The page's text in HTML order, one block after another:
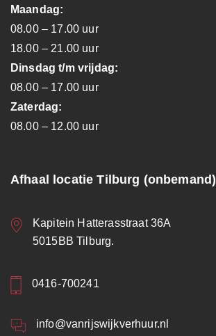
Maandag:
08.00 – 17.00 uur
18.00 – 21.00 uur
Dinsdag t/m vrijdag:
08.00 – 17.00 uur
Zaterdag:
08.00 – 12.00 uur
Afhaal locatie Tilburg (onbemand)
Kapitein Hatterasstraat 36A
5015BB Tilburg.
0416-700241
info@vanrijswijkverhuur.nl